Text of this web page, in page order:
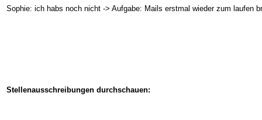
Sophie: ich habs noch nicht -> Aufgabe: Mails erstmal wieder zum laufen
Stellenausschreibungen durchschauen: